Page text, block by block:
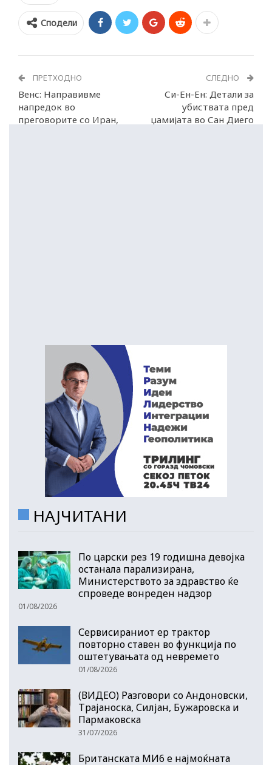
Сподели
ПРЕТХОДНО
Венс: Направивме
напредок во
преговорите со Иран,
СЛЕДНО
Си-Ен-Ен: Детали за
убиствата пред
џамијата во Сан Диего
НАЈЧИТАНИ
По царски рез 19 годишна девојка
останала парализирана,
Министерството за здравство ќе
спроведе вонреден надзор
01/08/2026
Сервисираниот ер трактор
повторно ставен во функција по
оштетувањата од невремето
01/08/2026
(ВИДЕО) Разговори со Андоновски,
Трајаноска, Силјан, Бужаровска и
Пармаковска
31/07/2026
Британската МИ6 е најмоќната